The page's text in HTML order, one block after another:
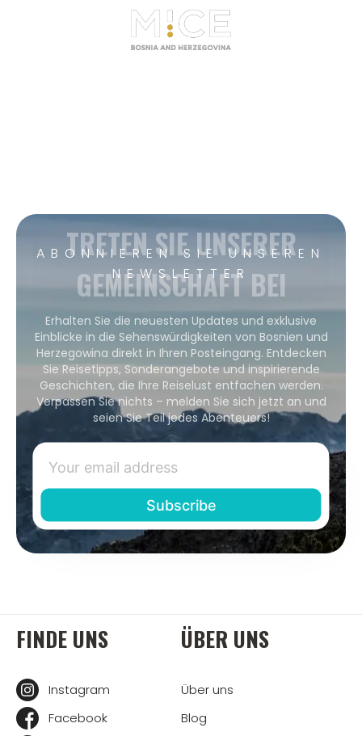
ABONNIEREN SIE UNSEREN
NEWSLETTER
TRETEN SIE UNSERER
GEMEINSCHAFT BEI
Erhalten Sie die neuesten Updates und exklusive
Einblicke in die Sehenswürdigkeiten von Bosnien und
Herzegowina direkt in Ihren Posteingang. Entdecken
Sie Reisetipps, Sonderangebote und inspirierende
Geschichten, die Ihre Reiselust entfachen werden.
Verpassen Sie nichts – melden Sie sich jetzt an und
seien Sie Teil jedes Abenteuers!
FINDE UNS
Instagram
Facebook
ÜBER UNS
Über uns
Blog